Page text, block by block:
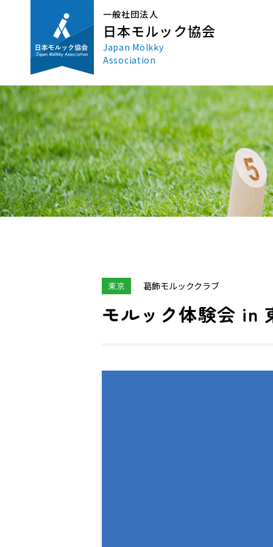
一般社団法人
日本モルック協会
Japan Mölkky
Association
東京 葛飾モルッククラブ
モルック体験会 in